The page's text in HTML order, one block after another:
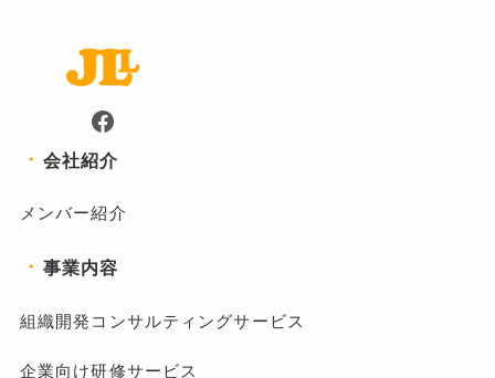
Facebook
・会社紹介
メンバー紹介
・事業内容
組織開発コンサルティングサービス
企業向け研修サービス